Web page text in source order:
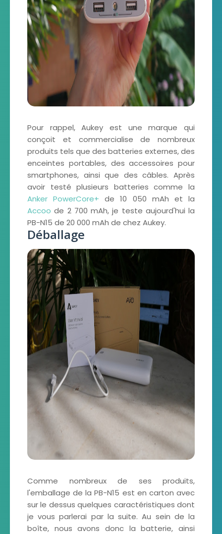
Pour rappel, Aukey est une marque qui
conçoit et commercialise de nombreux
produits tels que des batteries externes, des
enceintes portables, des accessoires pour
smartphones, ainsi que des câbles. Après
avoir testé plusieurs batteries comme la
Anker PowerCore+ de 10 050 mAh et la
Accoo de 2 700 mAh, je teste aujourd'hui la
PB-N15 de 20 000 mAh de chez Aukey.
Déballage
Comme nombreux de ses produits,
l'emballage de la PB-N15 est en carton avec
sur le dessus quelques caractéristiques dont
je vous parlerai par la suite. Au sein de la
boîte, nous avons donc la batterie, ainsi